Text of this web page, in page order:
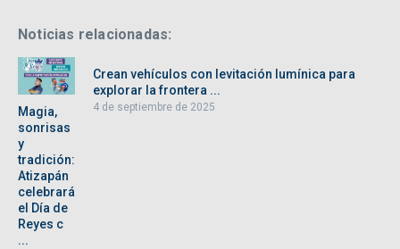
Noticias relacionadas:
Magia,
sonrisas
y
tradición:
Atizapán
celebrará
el Día de
Reyes c
...
Crean vehículos con levitación lumínica para
explorar la frontera ...
4 de septiembre de 2025